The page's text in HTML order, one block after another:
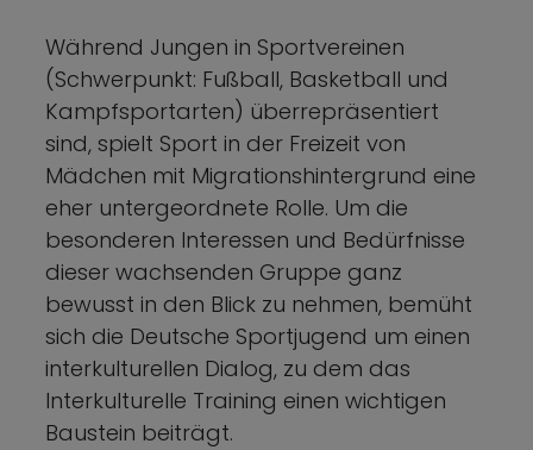
Während Jungen in Sportvereinen
(Schwerpunkt: Fußball, Basketball und
Kampfsportarten) überrepräsentiert
sind, spielt Sport in der Freizeit von
Mädchen mit Migrationshintergrund eine
eher untergeordnete Rolle. Um die
besonderen Interessen und Bedürfnisse
dieser wachsenden Gruppe ganz
bewusst in den Blick zu nehmen, bemüht
sich die Deutsche Sportjugend um einen
interkulturellen Dialog, zu dem das
Interkulturelle Training einen wichtigen
Baustein beiträgt.